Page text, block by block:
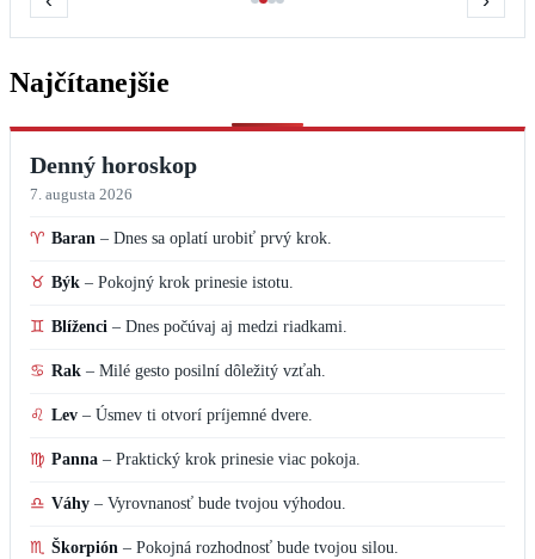
Najčítanejšie
Denný horoskop
7. augusta 2026
♈ Baran – Dnes sa oplatí urobiť prvý krok.
♉ Býk – Pokojný krok prinesie istotu.
♊ Blíženci – Dnes počúvaj aj medzi riadkami.
♋ Rak – Milé gesto posilní dôležitý vzťah.
♌ Lev – Úsmev ti otvorí príjemné dvere.
♍ Panna – Praktický krok prinesie viac pokoja.
♎ Váhy – Vyrovnanosť bude tvojou výhodou.
♏ Škorpión – Pokojná rozhodnosť bude tvojou silou.